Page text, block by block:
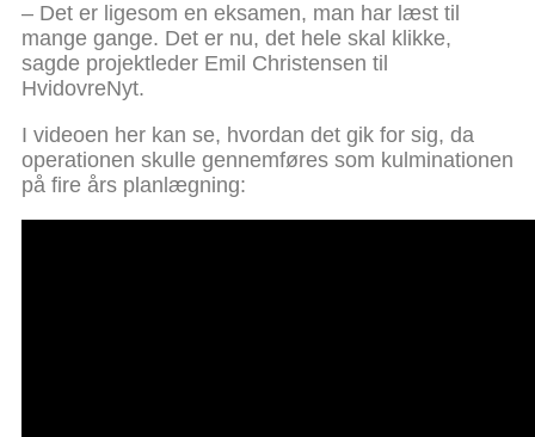
– Det er ligesom en eksamen, man har læst til
mange gange. Det er nu, det hele skal klikke,
sagde projektleder Emil Christensen til
HvidovreNyt.
I videoen her kan se, hvordan det gik for sig, da
operationen skulle gennemføres som kulminationen
på fire års planlægning: